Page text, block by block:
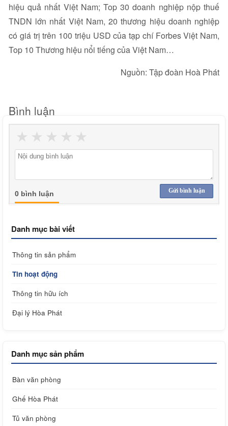
hiệu quả nhất Việt Nam; Top 30 doanh nghiệp nộp thuế
TNDN lớn nhất Việt Nam, 20 thương hiệu doanh nghiệp
có giá trị trên 100 triệu USD của tạp chí Forbes Việt Nam,
Top 10 Thương hiệu nổi tiếng của Việt Nam…
Nguồn: Tập đoàn Hoà Phát
Bình luận
★
★
★
★
★
Gửi bình luận
0 bình luận
Danh mục bài viết
Thông tin sản phẩm
Tin hoạt động
Thông tin hữu ích
Đại lý Hòa Phát
Danh mục sản phẩm
Bàn văn phòng
Ghế Hòa Phát
Tủ văn phòng